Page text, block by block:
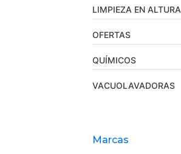
LIMPIEZA EN ALTURA
OFERTAS
QUÍMICOS
VACUOLAVADORAS
Marcas